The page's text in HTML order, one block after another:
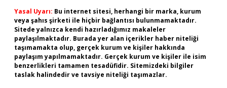
Yasal Uyarı: Bu internet sitesi, herhangi bir marka, kurum
veya şahıs şirketi ile hiçbir bağlantısı bulunmamaktadır.
Sitede yalnızca kendi hazırladığımız makaleler
paylaşılmaktadır. Burada yer alan içerikler haber niteliği
taşımamakta olup, gerçek kurum ve kişiler hakkında
paylaşım yapılmamaktadır. Gerçek kurum ve kişiler ile isim
benzerlikleri tamamen tesadüfidir. Sitemizdeki bilgiler
taslak halindedir ve tavsiye niteliği taşımazlar.